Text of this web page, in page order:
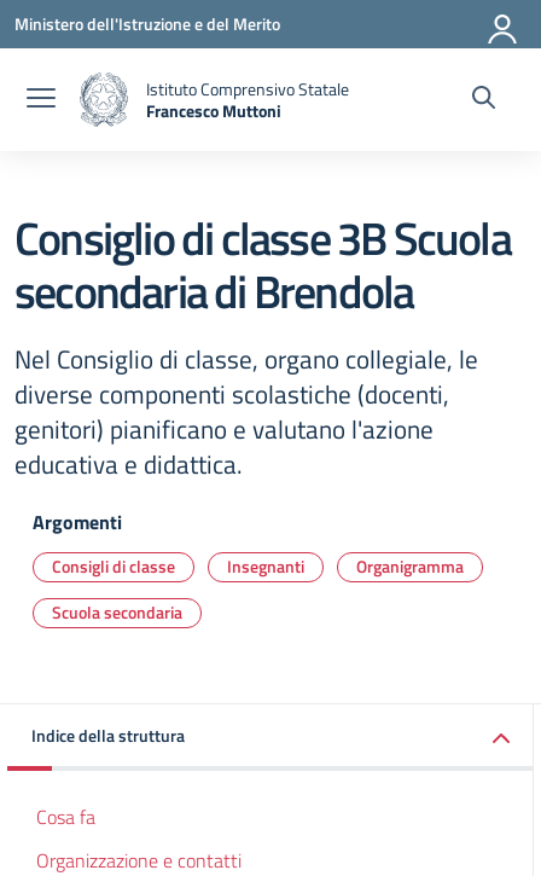
Vai ai contenuti
Vai al menu di navigazione
Vai al footer
Ministero dell'Istruzione e del Merito
Istituto Comprensivo Statale
Francesco Muttoni
Consiglio di classe 3B Scuola
secondaria di Brendola
Nel Consiglio di classe, organo collegiale, le
diverse componenti scolastiche (docenti,
genitori) pianificano e valutano l'azione
educativa e didattica.
Argomenti
Consigli di classe Insegnanti
Organigramma
Scuola secondaria
Indice della struttura
Cosa fa
Organizzazione e contatti